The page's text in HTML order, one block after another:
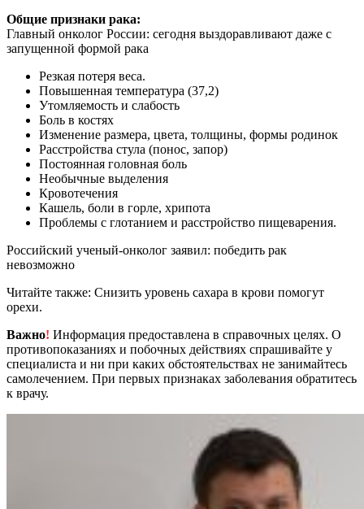
Общие признаки рака:
Главный онколог России: сегодня выздоравливают даже с
запущенной формой рака
Резкая потеря веса.
Повышенная температура (37,2)
Утомляемость и слабость
Боль в костях
Изменение размера, цвета, толщины, формы родинок
Расстройства стула (понос, запор)
Постоянная головная боль
Необычные выделения
Кровотечения
Кашель, боли в горле, хрипота
Проблемы с глотанием и расстройство пищеварения.
Российский ученый-онколог заявил: победить рак
невозможно
Читайте также: Снизить уровень сахара в крови помогут
орехи.
Важно! Информация предоставлена в справочных целях. О
противопоказаниях и побочных действиях спрашивайте у
специалиста и ни при каких обстоятельствах не занимайтесь
самолечением. При первых признаках заболевания обратитесь
к врачу.